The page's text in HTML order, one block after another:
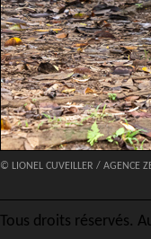
© LIONEL CUVEILLER / AGENCE
Tous droits réservés.